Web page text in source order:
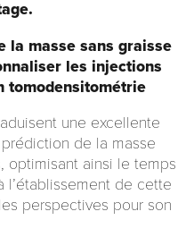
la masse sans graisse
les injections
tomodensitométrie
une excellente
de la masse
optimisant ainsi le temps
l’établissement de cette
perspectives pour son